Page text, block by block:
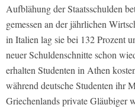
Aufblähung der Staatsschulden
gemessen an der jährlichen
in Italien lag sie bei 132 Prozent
neuer Schuldenschnitte schon
erhalten Studenten in Athen
während deutsche Studenten ihr
Griechenlands private Gläubiger